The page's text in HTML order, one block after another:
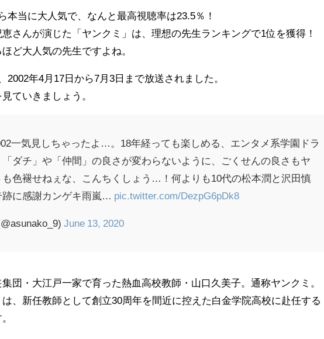
本当に大人気で、なんと最高視聴率は23.5％！
さんが演じた「ヤンクミ」は、理想の先生ランキングで1位を獲得！
ど大人気の先生ですよね。
2002年4月17日から7月3日まで放送されました。
ていきましょう。
一気見しちゃったよ…。18年経っても楽しめる、エンタメ系学園ドラ
ダチ」や「仲間」の良さが変わらないように、ごくせんの良さもヤ
も色褪せねぇな、こんちくしょう…！何よりも10代の松本潤と沢田慎
跡に感謝カンゲキ雨嵐… pic.twitter.com/DezpG6pDk8
June 13, 2020
団・大江戸一家で育った熱血高校教師・山口久美子。通称ヤンクミ。
、新任教師として創立30周年を間近に控えた白金学院高校に赴任する